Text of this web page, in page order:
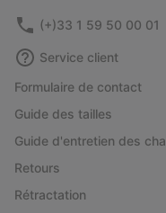
(+)33 1 59 50 00 01
Service client
Formulaire de contact
Guide des tailles
Guide d'entretien des
Retours
Rétractation